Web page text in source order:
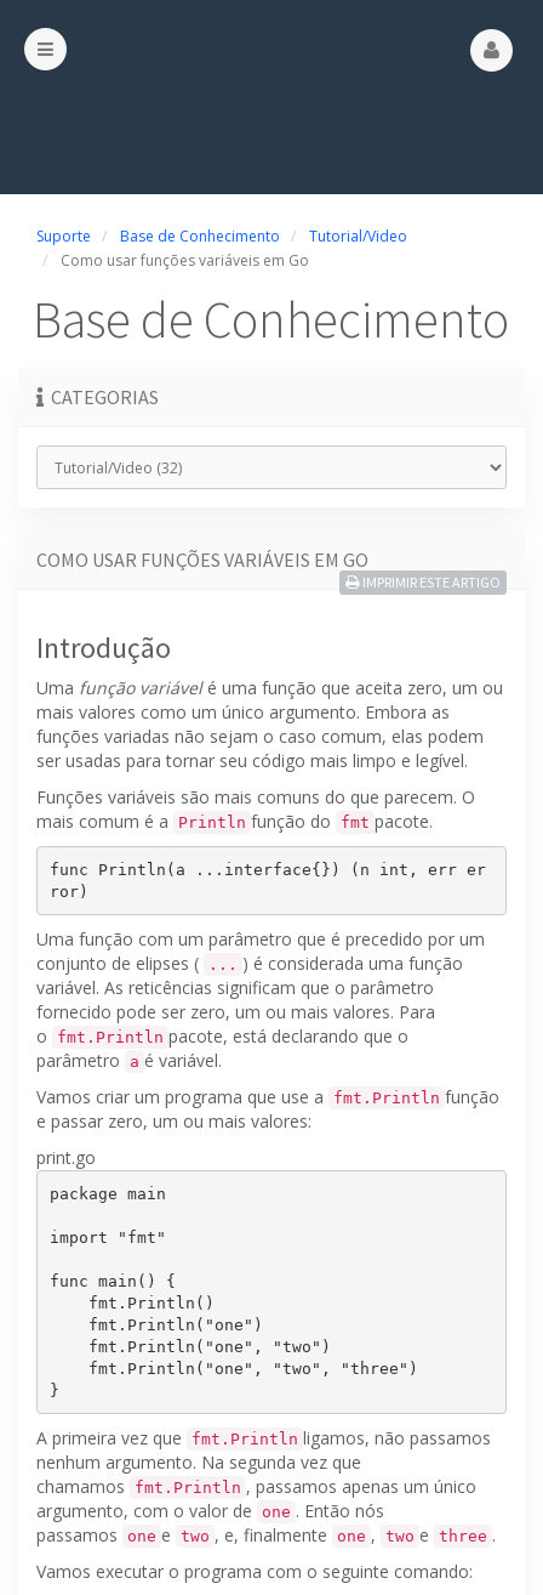
Suporte Base de Conhecimento
Tutorial/Video
Como usar funções variáveis ​​em Go
Base de Conhecimento
CATEGORIAS
COMO USAR FUNÇÕES VARIÁVEIS ​​EM GO
IMPRIMIR ESTE ARTIGO
Introdução
Uma função variávelé uma função que aceita zero, um ou
mais valores como um único argumento. Embora as
funções variadas não sejam o caso comum, elas podem
ser usadas para tornar seu código mais limpo e legível.
Funções variáveis ​​são mais comuns do que parecem. O
mais comum é a
Println função do fmt pacote.
func Println(a ... interface{}) (n int , err er
Uma função com um parâmetro que é precedido por um
conjunto de elipses (
... ) é considerada uma função
variável. As reticências significam que o parâmetro
fornecido pode ser zero, um ou mais valores. Para
o
fmt.Println pacote, está declarando que o
parâmetro
a é variável.
Vamos criar um programa que use a
fmt.Println função
e passar zero, um ou mais valores:
print.go
package main
import "fmt"
func main() {
    fmt.Println(
"one" )
    fmt.Println(
"one" , "two" )
    fmt.Println(
"one" , "two" , "three" )
A primeira vez que fmt.Println ligamos, não passamos
nenhum argumento. Na segunda vez que
chamamos
fmt.Println , passamos apenas um único
argumento, com o valor de
one . Então nós
passamos
one e two , e, finalmente one , two e three .
Vamos executar o programa com o seguinte comando: